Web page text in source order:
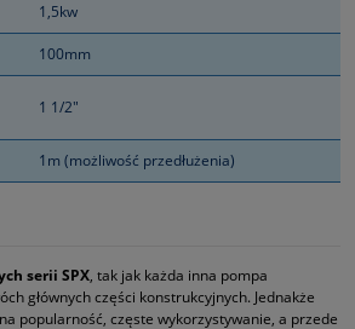
1,5kw
100mm
1 1/2"
1m (możliwość przedłużenia)
serii SPX, tak jak każda inna pompa
głównych części konstrukcyjnych. Jednakże
popularność, częste wykorzystywanie, a przede